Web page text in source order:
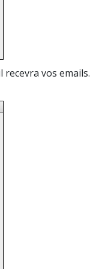
recevra vos emails.